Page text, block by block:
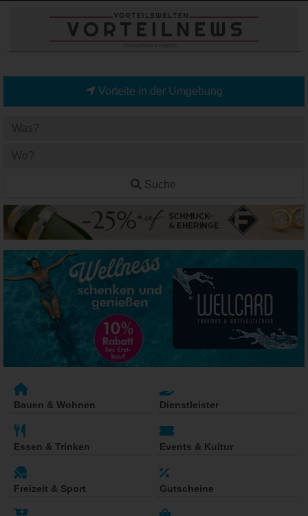
Vorteile in der Umgebung
Suche
Bauen & Wohnen Dienstleister
Essen & Trinken Events & Kultur
Freizeit & Sport Gutscheine